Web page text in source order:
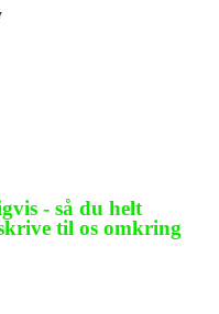
- så du helt
til os omkring